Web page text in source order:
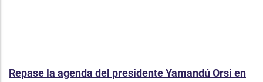
Repase la agenda del presidente Yamandú Orsi en